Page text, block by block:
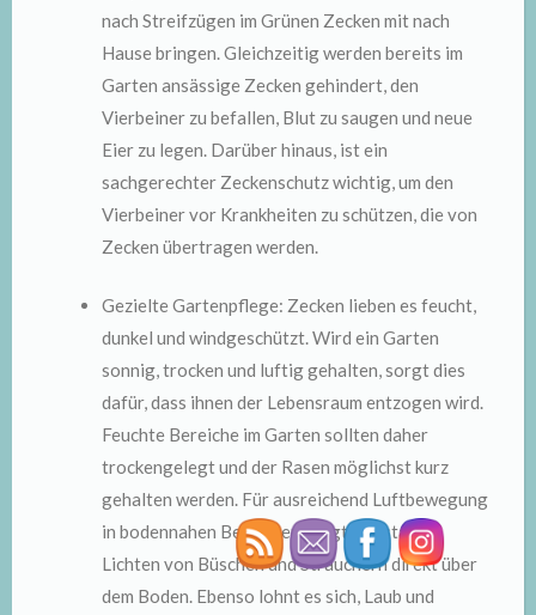
nach Streifzügen im Grünen Zecken mit nach
Hause bringen. Gleichzeitig werden bereits im
Garten ansässige Zecken gehindert, den
Vierbeiner zu befallen, Blut zu saugen und neue
Eier zu legen. Darüber hinaus, ist ein
sachgerechter Zeckenschutz wichtig, um den
Vierbeiner vor Krankheiten zu schützen, die von
Zecken übertragen werden.
Gezielte Gartenpflege: Zecken lieben es feucht,
dunkel und windgeschützt. Wird ein Garten
sonnig, trocken und luftig gehalten, sorgt dies
dafür, dass ihnen der Lebensraum entzogen wird.
Feuchte Bereiche im Garten sollten daher
trockengelegt und der Rasen möglichst kurz
gehalten werden. Für ausreichend Luftbewegung
in bodennahen Bereichen sorgt das starke
Lichten von Büschen und Sträuchern direkt über
dem Boden. Ebenso lohnt es sich, Laub und